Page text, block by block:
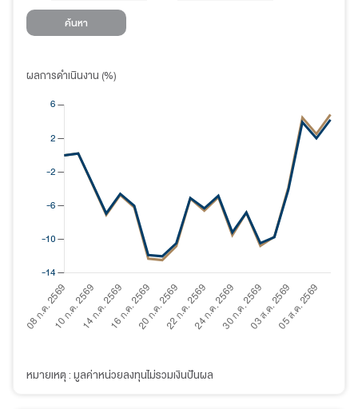
ค้นหา
ผลการดำเนินงาน (%)
หมายเหตุ : มูลค่าหน่วยลงทุนไม่รวมเงินปันผล